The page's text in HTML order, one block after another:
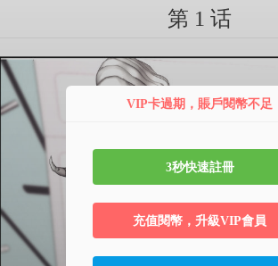
第 1 话
VIP卡過期，賬戶閱幣不足
3秒快速註冊
充值閱幣，升級VIP會員